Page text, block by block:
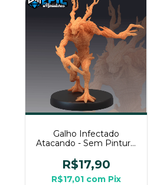
Galho Infectado
Atacando - Sem Pintura,
RPG de Mesa
R$17,90
R$17,01 com Pix